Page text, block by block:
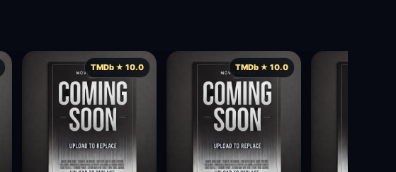
TMDb ★ 10.0 TMDb ★ 10.0